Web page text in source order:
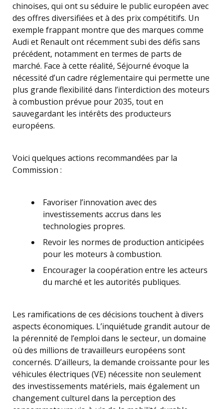
chinoises, qui ont su séduire le public européen avec
des offres diversifiées et à des prix compétitifs. Un
exemple frappant montre que des marques comme
Audi et Renault ont récemment subi des défis sans
précédent, notamment en termes de parts de
marché. Face à cette réalité, Séjourné évoque la
nécessité d’un cadre réglementaire qui permette une
plus grande flexibilité dans l’interdiction des moteurs
à combustion prévue pour 2035, tout en
sauvegardant les intérêts des producteurs
européens.
Voici quelques actions recommandées par la
Commission :
Favoriser l’innovation avec des
investissements accrus dans les
technologies propres.
Revoir les normes de production anticipées
pour les moteurs à combustion.
Encourager la coopération entre les acteurs
du marché et les autorités publiques.
Les ramifications de ces décisions touchent à divers
aspects économiques. L’inquiétude grandit autour de
la pérennité de l’emploi dans le secteur, un domaine
où des millions de travailleurs européens sont
concernés. D’ailleurs, la demande croissante pour les
véhicules électriques (VE) nécessite non seulement
des investissements matériels, mais également un
changement culturel dans la perception des